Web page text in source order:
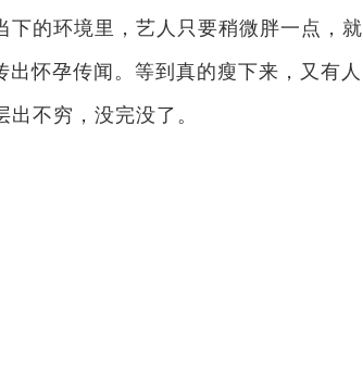
的环境里，艺人只要稍微胖一点，就
怀孕传闻。等到真的瘦下来，又有人
不穷，没完没了。